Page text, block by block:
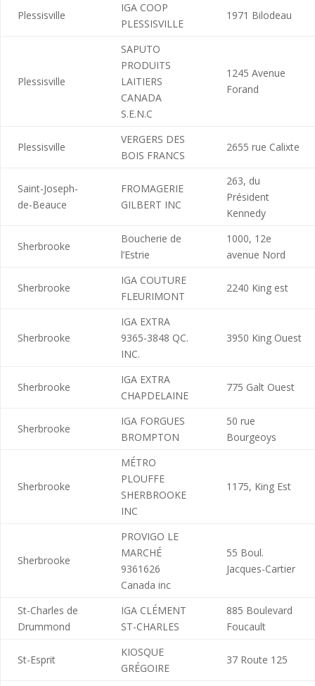
Plessisville
IGA COOP
PLESSISVILLE
1971 Bilodeau
Plessisville
SAPUTO
PRODUITS
LAITIERS
CANADA
S.E.N.C
1245 Avenue
Forand
Plessisville
VERGERS DES
BOIS FRANCS
2655 rue Calixte
Saint-Joseph-
de-Beauce
FROMAGERIE
GILBERT INC
263, du
Président
Kennedy
Sherbrooke
Boucherie de
l’Estrie
1000, 12e
avenue Nord
Sherbrooke
IGA COUTURE
FLEURIMONT
2240 King est
Sherbrooke
IGA EXTRA
9365-3848 QC.
INC.
3950 King Ouest
Sherbrooke
IGA EXTRA
CHAPDELAINE
775 Galt Ouest
Sherbrooke
IGA FORGUES
BROMPTON
50 rue
Bourgeoys
Sherbrooke
MÉTRO
PLOUFFE
SHERBROOKE
INC
1175, King Est
Sherbrooke
PROVIGO LE
MARCHÉ
9361626
Canada inc
55 Boul.
Jacques-Cartier
St-Charles de
Drummond
IGA CLÉMENT
ST-CHARLES
885 Boulevard
Foucault
St-Esprit
KIOSQUE
GRÉGOIRE
37 Route 125